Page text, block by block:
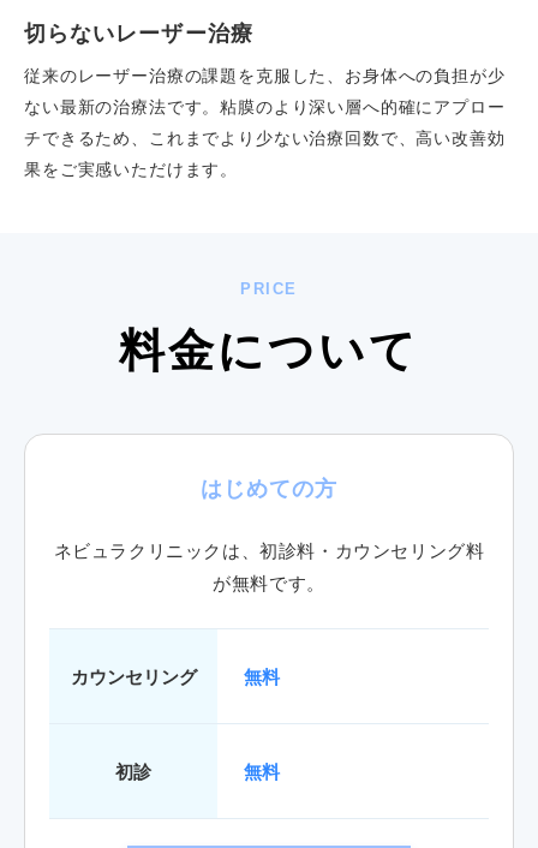
切らないレーザー治療
従来のレーザー治療の課題を克服した、お身体への負担が少
ない最新の治療法です。粘膜のより深い層へ的確にアプロー
チできるため、これまでより少ない治療回数で、高い改善効
果をご実感いただけます。
PRICE
料金について
はじめての方
ネビュラクリニックは、初診料・カウンセリング料
が無料です。
カウンセリング 無料
初診 無料